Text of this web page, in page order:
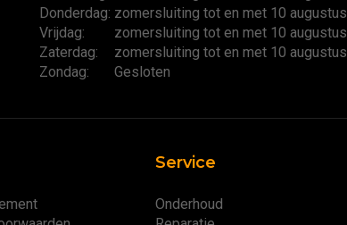
Donderdag: zomersluiting tot en met 10 augustus
Vrijdag:
zomersluiting tot en met 10 augustus
Zaterdag:
zomersluiting tot en met 10 augustus
Zondag:
Gesloten
Service
Onderhoud